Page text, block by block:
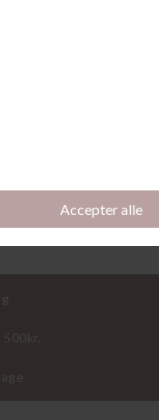
Jeune Knee-High, Nude
DKK 75,00